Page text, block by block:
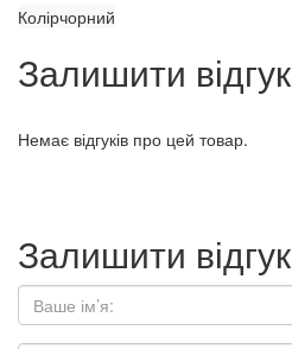
Колірчорний
Залишити відгук
Немає відгуків про цей товар.
Залишити відгук